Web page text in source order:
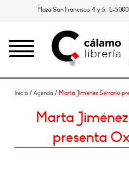
Plaza San Francisco, 4 y 5. E-
Inicio / Agenda / Marta Jiménez Serrano
Marta
presenta